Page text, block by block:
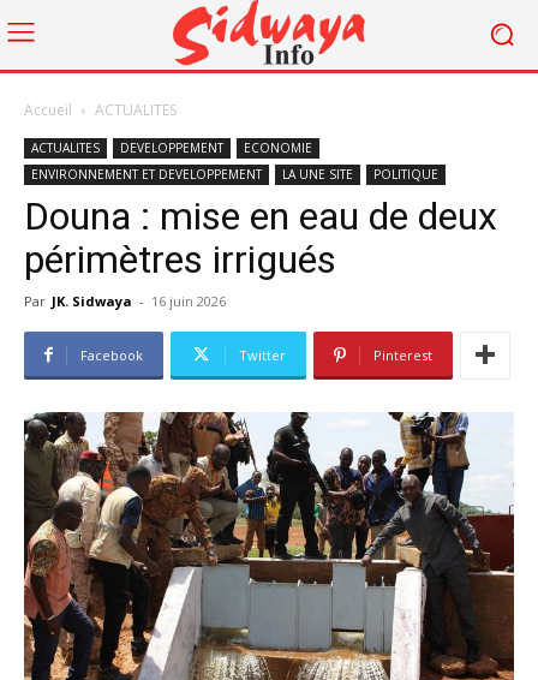
Accueil ACTUALITES
ACTUALITES DEVELOPPEMENT
ECONOMIE
ENVIRONNEMENT ET DEVELOPPEMENT
LA UNE SITE POLITIQUE
Douna : mise en eau de deux
périmètres irrigués
Par JK. Sidwaya - 16 juin 2026
Facebook Twitter Pinterest